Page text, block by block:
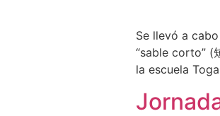
Se llevó a
“sable corto” (
la escuela